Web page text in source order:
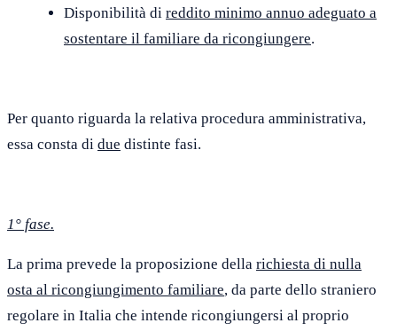
Disponibilità di reddito minimo annuo adeguato a
sostentare il familiare da ricongiungere.
Per quanto riguarda la relativa procedura amministrativa,
essa consta di due distinte fasi.
1° fase.
La prima prevede la proposizione della richiesta di nulla
osta al ricongiungimento familiare, da parte dello straniero
regolare in Italia che intende ricongiungersi al proprio